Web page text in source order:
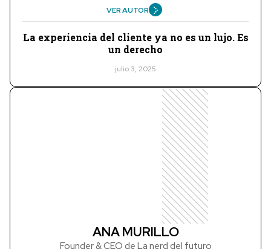
VER AUTOR
La experiencia del cliente ya no es un lujo. Es
un derecho
julio 3, 2025
ANA MURILLO
Founder & CEO de La nerd del futuro